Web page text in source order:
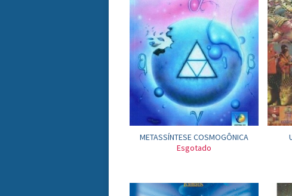
METASSÍNTESE COSMOGÔNICA
Esgotado